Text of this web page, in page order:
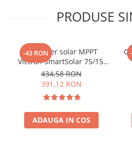
PRODUSE
-43 RON
Controler solar MPPT
Victron SmartSolar 75/15,
15A 12V/24V, cu Bluetooth
integrat
434,58 RON
391,12 RON
ADAUGA IN COS